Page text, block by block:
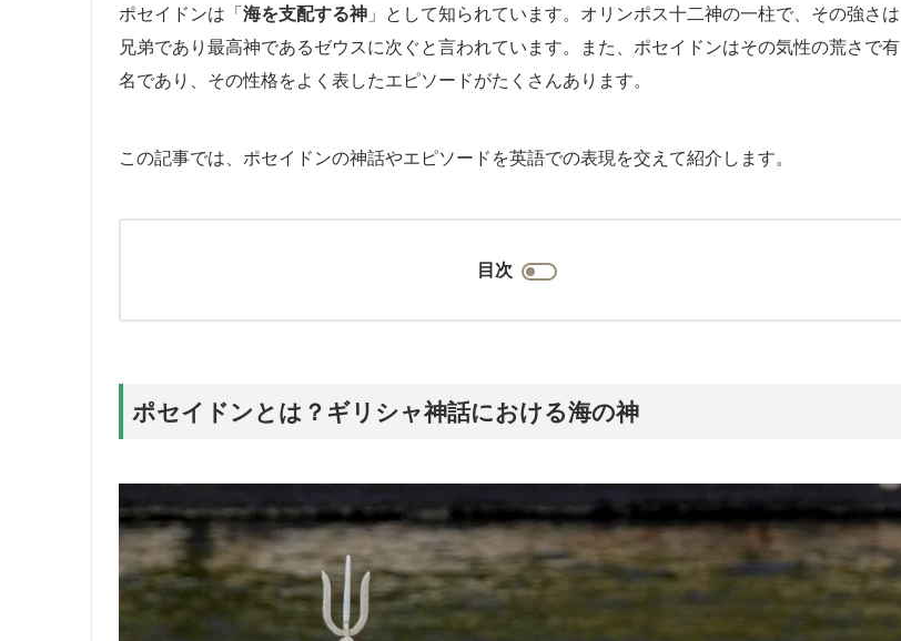
ポセイドンは「海を支配する神 」として知られています。オリンポス十二神の一柱で、その強さは
兄弟であり最高神であるゼウスに次ぐと言われています。また、ポセイドンはその気性の荒さで有
名であり、その性格をよく表したエピソードがたくさんあります。
この記事では、ポセイドンの神話やエピソードを英語での表現を交えて紹介します。
目次
ポセイドンとは？ギリシャ神話における海の神